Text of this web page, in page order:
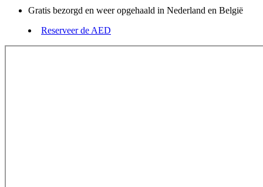
Gratis bezorgd en weer opgehaald in Nederland en België
Reserveer de AED